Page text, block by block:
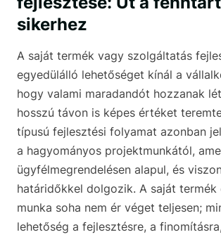
sikerhez
A saját termék vagy szolgáltatás
egyedülálló lehetőséget kínál a
hogy valami maradandót hozzanak
hosszú távon is képes értéket
típusú fejlesztési folyamat azonban
a hagyományos projektmunkától,
ügyfélmegrendelésen alapul, és
határidőkkel dolgozik. A saját termék
munka soha nem ér véget teljesen;
lehetőség a fejlesztésre, a